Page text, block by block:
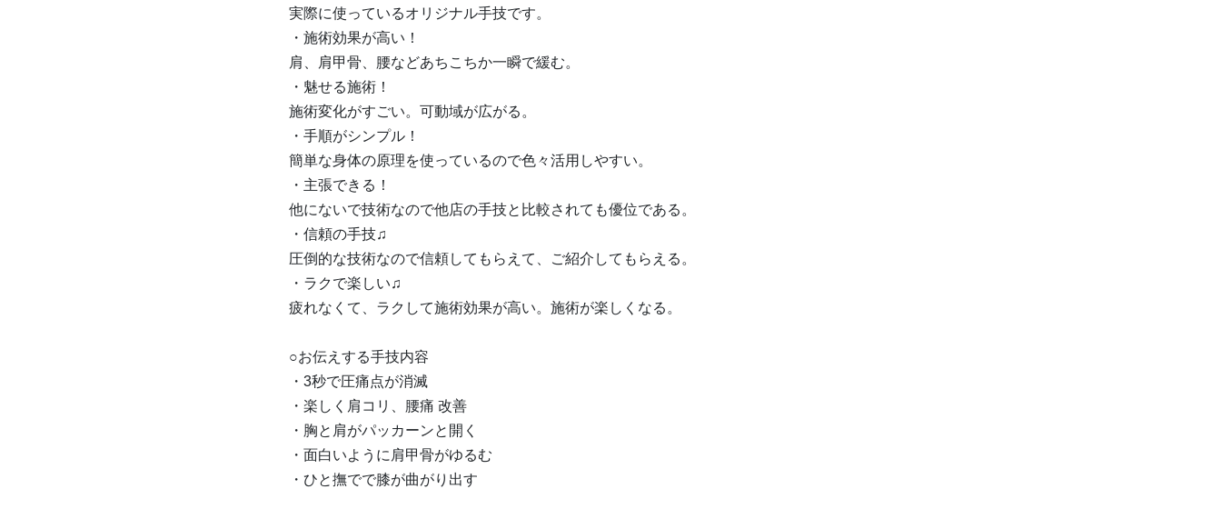
実際に使っているオリジナル手技です。
・施術効果が高い！
肩、肩甲骨、腰などあちこちか一瞬で緩む。
・魅せる施術！
施術変化がすごい。可動域が広がる。
・手順がシンプル！
簡単な身体の原理を使っているので色々活用しやすい。
・主張できる！
他にないで技術なので他店の手技と比較されても優位である。
・信頼の手技♫
圧倒的な技術なので信頼してもらえて、ご紹介してもらえる。
・ラクで楽しい♫
疲れなくて、ラクして施術効果が高い。施術が楽しくなる。
○お伝えする手技内容
・3秒で圧痛点が消滅
・楽しく肩コリ、腰痛 改善
・胸と肩がパッカーンと開く
・面白いように肩甲骨がゆるむ
・ひと撫でで膝が曲がり出す